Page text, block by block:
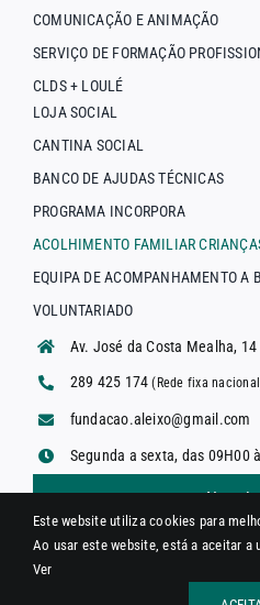
COMUNICAÇÃO E ANIMAÇÃO
SERVIÇO DE FORMAÇÃO
CLDS + LOULÉ
LOJA SOCIAL
CANTINA SOCIAL
BANCO DE AJUDAS TÉCNICAS
PROGRAMA INCORPORA
ACOLHIMENTO FAMILIAR
EQUIPA DE ACOMPANHAMENTO A
VOLUNTARIADO
Av. José da Costa Mealha,
289 425 174(Rede fixa
fundacao.aleixo@gmail.com
Segunda a sexta, das 09H00
© 2026 Fundação António
Este website utiliza cookies para
Ao usar este website, está a aceitar a
Ver